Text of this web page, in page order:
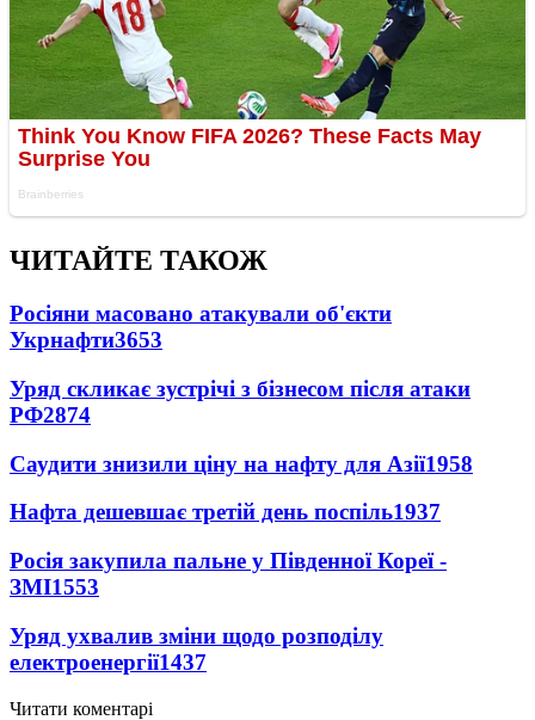
ЧИТАЙТЕ ТАКОЖ
Росіяни масовано атакували об'єкти
Укрнафти3653
Уряд скликає зустрічі з бізнесом після атаки
РФ2874
Саудити знизили ціну на нафту для Азії1958
Нафта дешевшає третій день поспіль1937
Росія закупила пальне у Південної Кореї -
ЗМІ1553
Уряд ухвалив зміни щодо розподілу
електроенергії1437
Читати коментарі